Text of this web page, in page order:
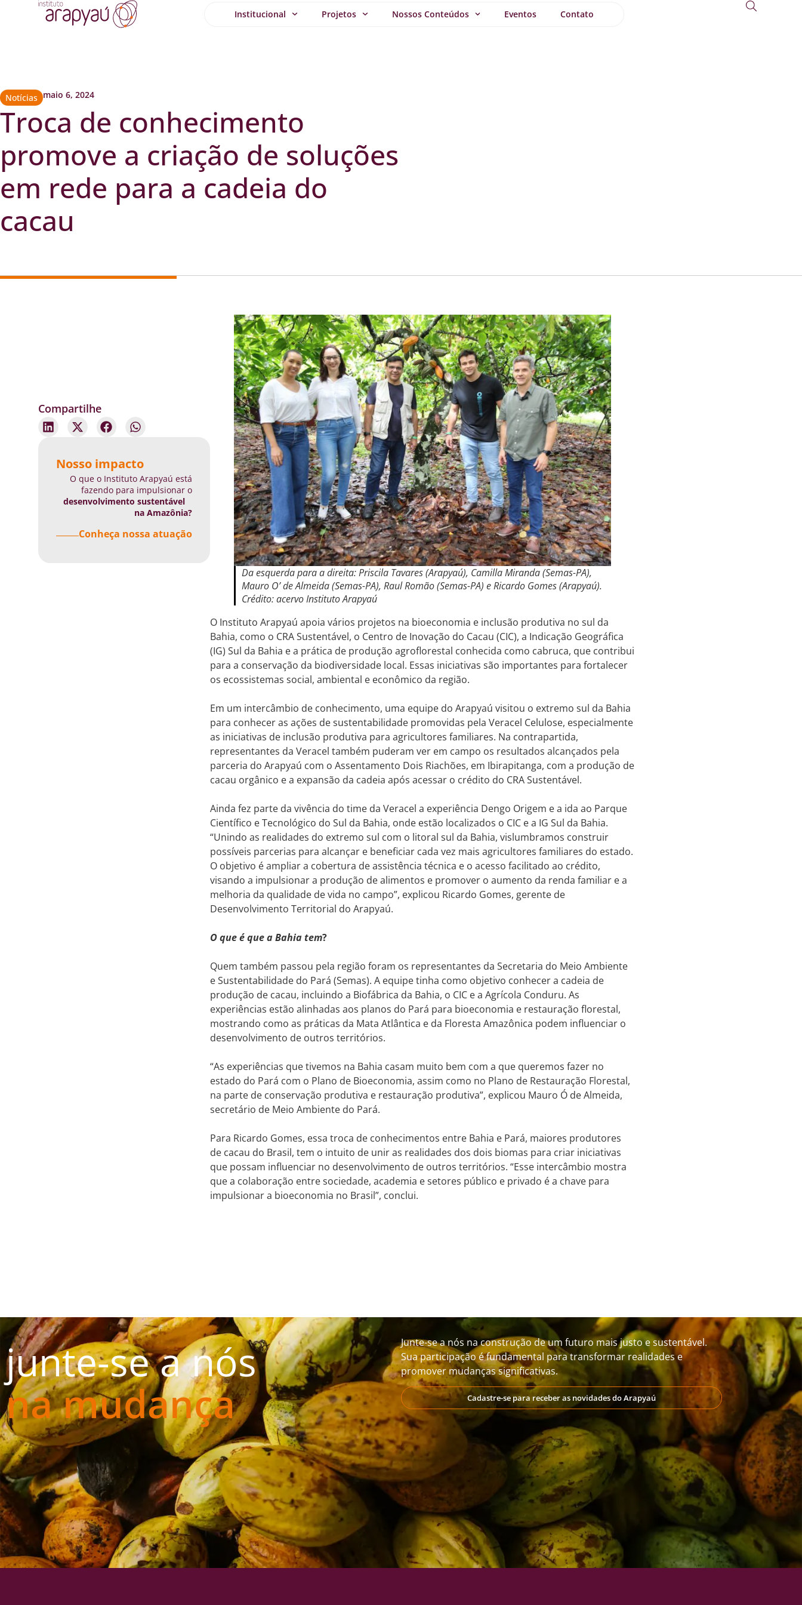
Institucional Projetos Nossos Conteúdos Eventos Contato
Notícias maio 6, 2024
Troca de conhecimento
promove a criação de soluções
em rede para a cadeia do
cacau
Compartilhe
Nosso impacto
O que o Instituto Arapyaú está
fazendo para impulsionar o
desenvolvimento sustentável
na Amazônia?
Conheça nossa atuação
Da esquerda para a direita: Priscila Tavares (Arapyaú), Camilla Miranda (Semas-PA),
Mauro O’ de Almeida (Semas-PA), Raul Romão (Semas-PA) e Ricardo Gomes (Arapyaú).
Crédito: acervo Instituto Arapyaú
O Instituto Arapyaú apoia vários projetos na bioeconomia e inclusão produtiva no sul da
Bahia, como o CRA Sustentável, o Centro de Inovação do Cacau (CIC), a Indicação Geográfica
(IG) Sul da Bahia e a prática de produção agroflorestal conhecida como cabruca, que contribui
para a conservação da biodiversidade local. Essas iniciativas são importantes para fortalecer
os ecossistemas social, ambiental e econômico da região.
Em um intercâmbio de conhecimento, uma equipe do Arapyaú visitou o extremo sul da Bahia
para conhecer as ações de sustentabilidade promovidas pela Veracel Celulose, especialmente
as iniciativas de inclusão produtiva para agricultores familiares. Na contrapartida,
representantes da Veracel também puderam ver em campo os resultados alcançados pela
parceria do Arapyaú com o Assentamento Dois Riachões, em Ibirapitanga, com a produção de
cacau orgânico e a expansão da cadeia após acessar o crédito do CRA Sustentável.
Ainda fez parte da vivência do time da Veracel a experiência Dengo Origem e a ida ao Parque
Científico e Tecnológico do Sul da Bahia, onde estão localizados o CIC e a IG Sul da Bahia.
“Unindo as realidades do extremo sul com o litoral sul da Bahia, vislumbramos construir
possíveis parcerias para alcançar e beneficiar cada vez mais agricultores familiares do estado.
O objetivo é ampliar a cobertura de assistência técnica e o acesso facilitado ao crédito,
visando a impulsionar a produção de alimentos e promover o aumento da renda familiar e a
melhoria da qualidade de vida no campo”, explicou Ricardo Gomes, gerente de
Desenvolvimento Territorial do Arapyaú.
O que é que a Bahia tem?
Quem também passou pela região foram os representantes da Secretaria do Meio Ambiente
e Sustentabilidade do Pará (Semas). A equipe tinha como objetivo conhecer a cadeia de
produção de cacau, incluindo a Biofábrica da Bahia, o CIC e a Agrícola Conduru. As
experiências estão alinhadas aos planos do Pará para bioeconomia e restauração florestal,
mostrando como as práticas da Mata Atlântica e da Floresta Amazônica podem influenciar o
desenvolvimento de outros territórios.
“As experiências que tivemos na Bahia casam muito bem com a que queremos fazer no
estado do Pará com o Plano de Bioeconomia, assim como no Plano de Restauração Florestal,
na parte de conservação produtiva e restauração produtiva”, explicou Mauro Ó de Almeida,
secretário de Meio Ambiente do Pará.
Para Ricardo Gomes, essa troca de conhecimentos entre Bahia e Pará, maiores produtores
de cacau do Brasil, tem o intuito de unir as realidades dos dois biomas para criar iniciativas
que possam influenciar no desenvolvimento de outros territórios. “Esse intercâmbio mostra
que a colaboração entre sociedade, academia e setores público e privado é a chave para
impulsionar a bioeconomia no Brasil”, conclui.
junte-se a nós
na mudança
Junte-se a nós na construção de um futuro mais justo e sustentável.
Sua participação é fundamental para transformar realidades e
promover mudanças significativas.
Cadastre-se para receber as novidades do Arapyaú